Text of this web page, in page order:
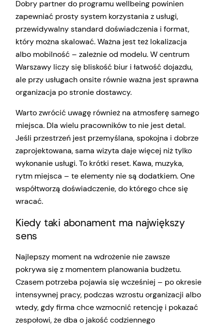
Dobry partner do programu wellbeing powinien
zapewniać prosty system korzystania z usługi,
przewidywalny standard doświadczenia i format,
który można skalować. Ważna jest też lokalizacja
albo mobilność – zależnie od modelu. W centrum
Warszawy liczy się bliskość biur i łatwość dojazdu,
ale przy usługach onsite równie ważna jest sprawna
organizacja po stronie dostawcy.
Warto zwrócić uwagę również na atmosferę samego
miejsca. Dla wielu pracowników to nie jest detal.
Jeśli przestrzeń jest przemyślana, spokojna i dobrze
zaprojektowana, sama wizyta daje więcej niż tylko
wykonanie usługi. To krótki reset. Kawa, muzyka,
rytm miejsca – te elementy nie są dodatkiem. One
współtworzą doświadczenie, do którego chce się
wracać.
Kiedy taki abonament ma największy
sens
Najlepszy moment na wdrożenie nie zawsze
pokrywa się z momentem planowania budżetu.
Czasem potrzeba pojawia się wcześniej – po okresie
intensywnej pracy, podczas wzrostu organizacji albo
wtedy, gdy firma chce wzmocnić retencję i pokazać
zespołowi, że dba o jakość codziennego